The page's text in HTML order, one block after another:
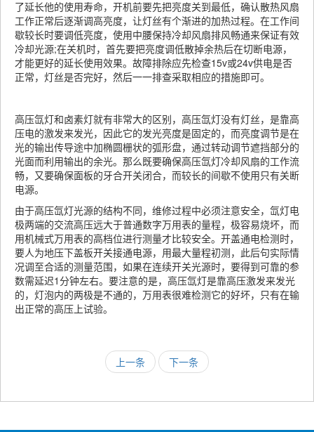
了延长他的使用寿命，开机前要先把亮度关到最低，确认散热风扇
工作正常后逐渐调高亮度，让灯丝有个渐进的加热过程。在工作间
歇较长时要调低亮度，使用中腰保持冷却风扇排风畅通来保证有效
冷却光源;在关机时，首先要把亮度调低散掉余热后在切断电源，
才能更好的延长使用效果。故障排除应先检查15v或24v供电是否
正常，灯丝是否完好，然后一一排查采取相应的措施即可。
高压氙灯和卤素灯就有非常大的区别，高压氙灯没有灯丝，是靠高
压电的激发来发光，因此它的发光亮度是固定的，而亮度调节是在
光的输出传导途中加椭圆栅状的弧形盘，通过转动调节遮挡部分的
光面而利用输出的余光。那么既要确保高压氙灯冷却风扇的工作流
畅，又要确保面板的牙合开关闭合，而较长的间歇不使用只有关断
电源。
由于高压氙灯光源的结构不同，维修过程中必须注意安全，氙灯电
极两端的交流高压远大于普通数字万用表的量程，极容易烧坏，而
用机械式万用表的高档位进行测量才比较安全。开盖通电检测时，
要人为地压下盖板开关接通电源，用最大量程初测，此后句实际情
况调至合适的测量范围，如果在连续开关光源时，要得到可靠的参
数需延迟1分钟左右。要注意的是，高压氙灯是靠高压激发来发光
的，灯泡内的两极是不通的，万用表很难检测它的好坏，只有在输
出正常的高压上试验。
上一条 下一条